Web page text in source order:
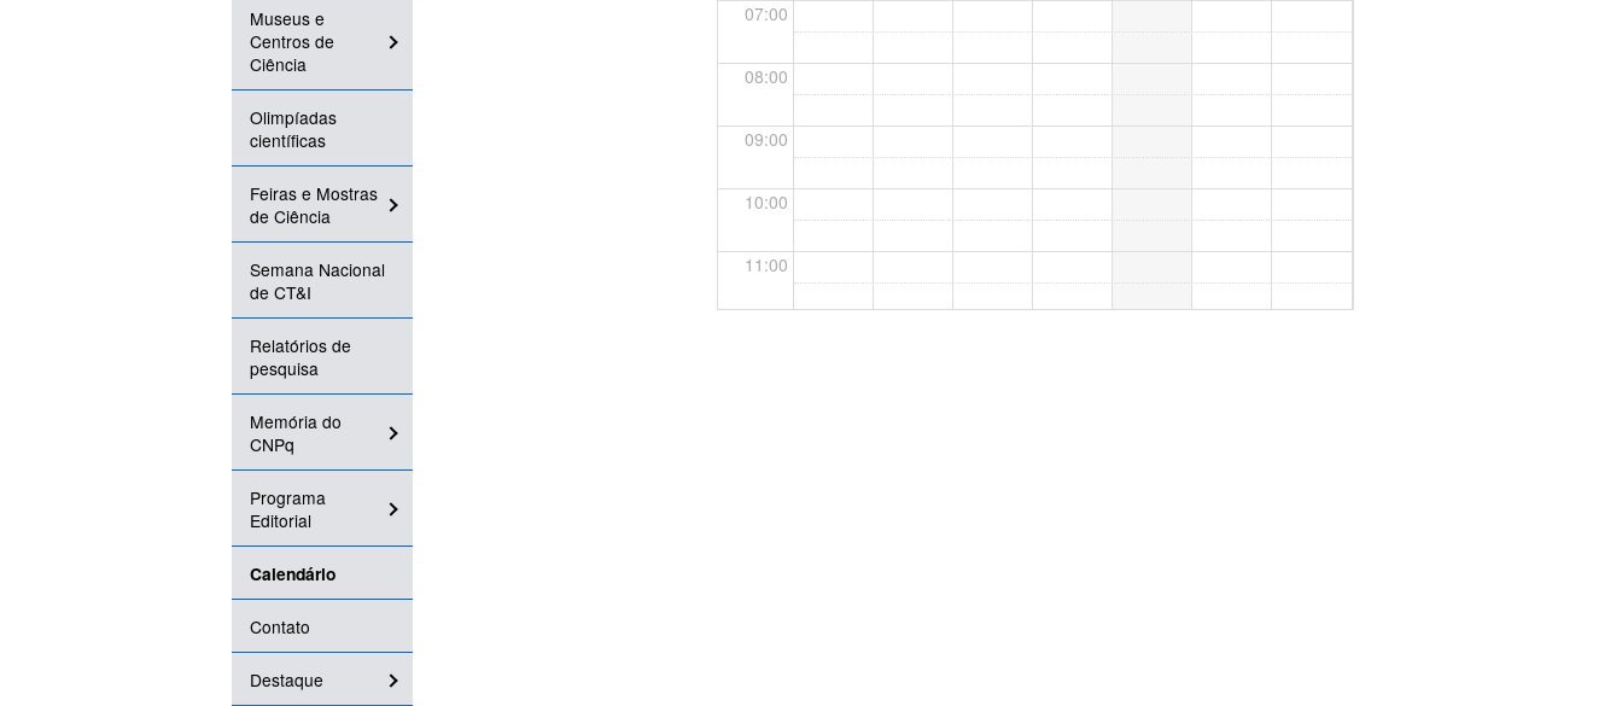
Museus e
Centros de
Ciência
Olimpíadas
científicas
Feiras e Mostras
de Ciência
Semana Nacional
de CT&I
Relatórios de
pesquisa
Memória do
CNPq
Programa
Editorial
Calendário
Contato
Destaque
07:00
08:00
09:00
10:00
11:00